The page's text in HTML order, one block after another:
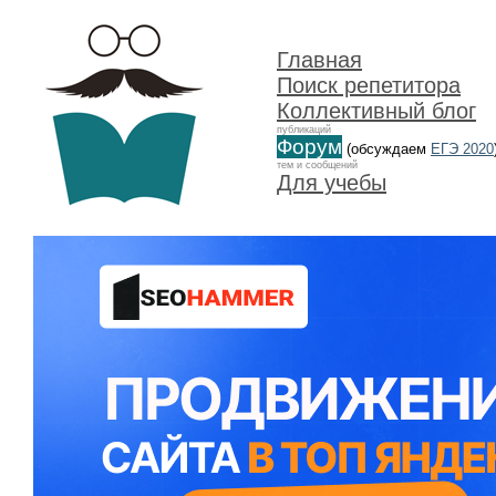
Главная
Поиск репетитора
Коллективный блог
публикаций
Форум (обсуждаем ЕГЭ 2020
тем и сообщений
Для учебы